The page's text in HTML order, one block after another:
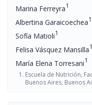
Marina Ferreyra1
Albertina Garaicoechea1
Sofía Matioli1
Felisa Vásquez Mansilla1
María Elena Torresani1
Escuela de Nutrición,
Buenos Aires, Buenos